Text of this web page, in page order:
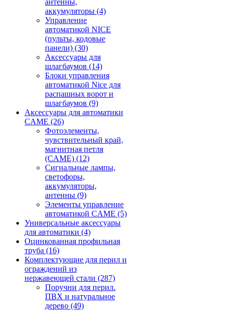
антенны,
аккумуляторы (4)
Управление
автоматикой NICE
(пульты, кодовые
панели) (30)
Аксессуары для
шлагбаумов (14)
Блоки управления
автоматикой Nice для
распашных ворот и
шлагбаумов (9)
Аксессуары для автоматики
CAME (26)
Фотоэлементы,
чувствительный край,
магнитная петля
(CAME) (12)
Сигнальные лампы,
светофоры,
аккумуляторы,
антенны (9)
Элементы управление
автоматикой CAME (5)
Универсальные аксессуары
для автоматики (4)
Оцинкованная профильная
труба (16)
Комплектующие для перил и
ограждений из
нержавеющей стали (287)
Поручни для перил.
ПВХ и натуральное
дерево (49)